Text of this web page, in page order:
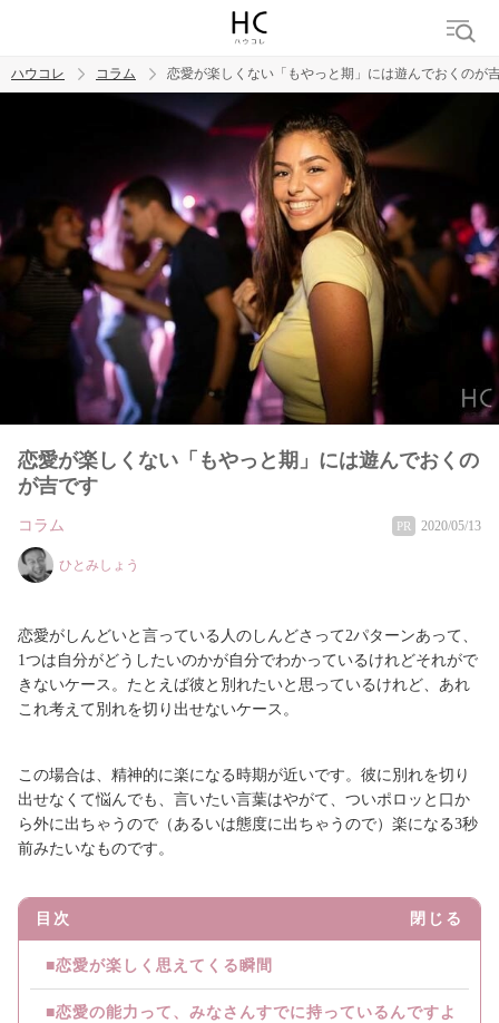
トレンド ワード
男の本音 男ウケ NG行動 彼女 イイ女 婚活
ハウコレ コラム 恋愛が楽しくない「もやっと期」には遊んでおくのが
恋愛が楽しくない「もやっと期」には遊んでおくの
が吉です
コラム PR 2020/05/13
ひとみしょう
恋愛がしんどいと言っている人のしんどさって2パターンあって、
1つは自分がどうしたいのかが自分でわかっているけれどそれがで
きないケース。たとえば彼と別れたいと思っているけれど、あれ
これ考えて別れを切り出せないケース。
この場合は、精神的に楽になる時期が近いです。彼に別れを切り
出せなくて悩んでも、言いたい言葉はやがて、ついポロッと口か
ら外に出ちゃうので（あるいは態度に出ちゃうので）楽になる3秒
前みたいなものです。
目次 閉じる
■恋愛が楽しく思えてくる瞬間
■恋愛の能力って、みなさんすでに持っているんですよ